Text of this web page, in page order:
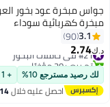
مبخرة عود بخور العربية
كهربائية سوداء
3.1
90
2.74
البخور
بيع +20 مؤخرًا
البخور مسترجع 10% + 1
احصل عليه خلال 14 - 15